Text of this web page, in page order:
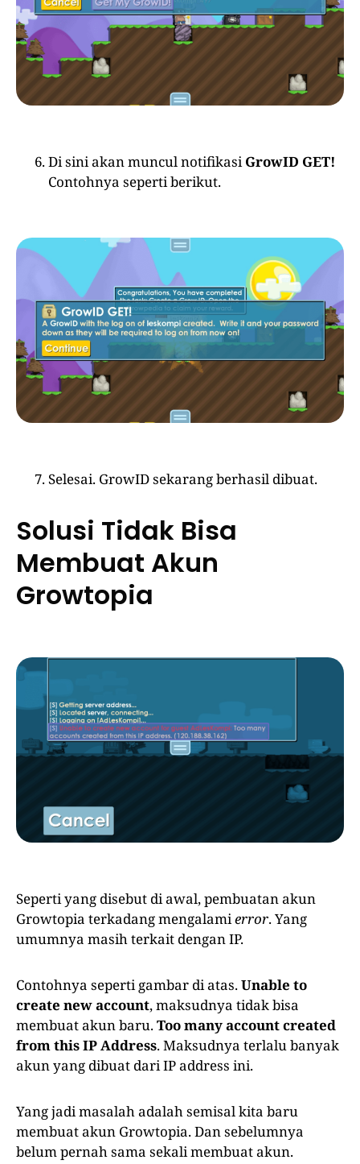
Di sini akan muncul notifikasiGrowID GET!
Contohnya seperti berikut.
Selesai. GrowID sekarang berhasil dibuat.
Solusi Tidak Bisa
Membuat Akun
Growtopia
Seperti yang disebut di awal, pembuatan akun
Growtopia terkadang mengalamierror. Yang
umumnya masih terkait dengan IP.
Contohnya seperti gambar di atas.Unable to
create new account, maksudnya tidak bisa
membuat akun baru.Too many account created
from this IP Address. Maksudnya terlalu banyak
akun yang dibuat dari IP address ini.
Yang jadi masalah adalah semisal kita baru
membuat akun Growtopia. Dan sebelumnya
belum pernah sama sekali membuat akun.